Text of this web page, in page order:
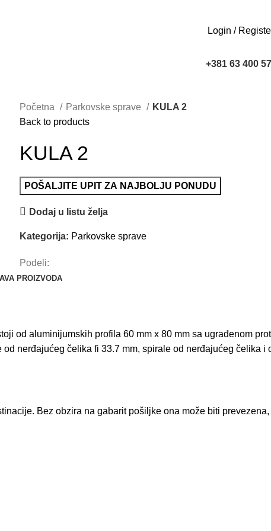
Login /
+381 63 400
Početna Parkovske sprave
KULA 2
Back to products
KULA 2
POŠALJITE UPIT ZA NAJBOLJU PONUDU
Dodaj u listu želja
Kategorija: Parkovske sprave
Podeli:
PROIZVODA
od aluminijumskih profila 60 mm x 80 mm sa ugrađenom
nerđajućeg čelika fi 33.7 mm, spirale od nerđajućeg čelika i
Bez obzira na gabarit pošiljke ona može biti